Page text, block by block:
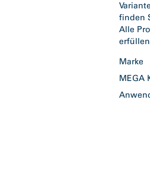
finden
Alle
Marke
MEGA